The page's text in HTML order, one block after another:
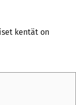
kentät on